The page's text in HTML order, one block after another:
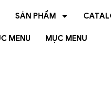
SẢN PHẨM
MENU MỤC MENU